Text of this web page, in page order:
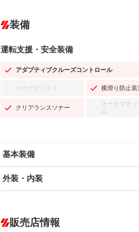
装備
運転支援・安全装備
アダプティブクルーズコントロール
－ パークアシスト 横滑り防止装
クリアランスソナー －
オートマチ
ム
基本装備
エアバッグ：運転席/助手席/サイド
－ ダウンヒルアシストコントロール
外装・内装
オーディオ：CDまたはCDチェンジャー／ミ
サーバー
販売店情報